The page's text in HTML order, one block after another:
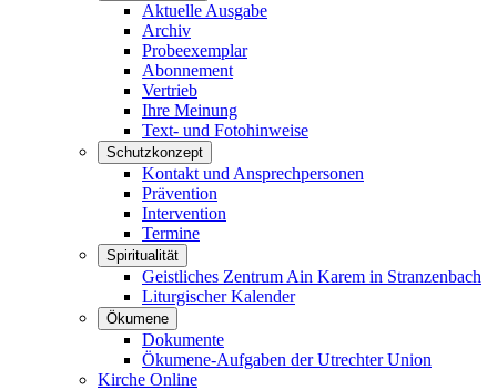
Aktuelle Ausgabe
Archiv
Probeexemplar
Abonnement
Vertrieb
Ihre Meinung
Text- und Fotohinweise
Schutzkonzept
Kontakt und Ansprechpersonen
Prävention
Intervention
Termine
Spiritualität
Geistliches Zentrum Ain Karem in Stranzenbach
Liturgischer Kalender
Ökumene
Dokumente
Ökumene-Aufgaben der Utrechter Union
Kirche Online